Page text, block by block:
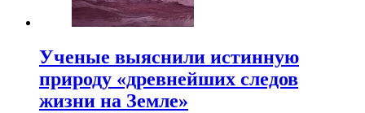
Ученые выяснили истинную
природу «древнейших следов
жизни на Земле»